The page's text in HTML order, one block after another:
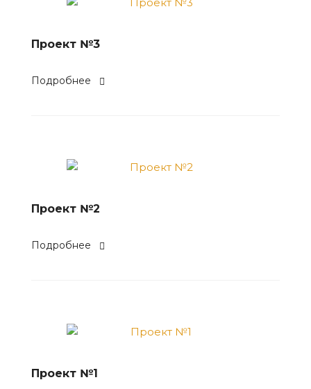
Проект №3
Подробнее
Проект №2
Подробнее
Проект №1